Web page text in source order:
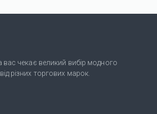
вас чекає великий вибір модного
різних торгових марок.